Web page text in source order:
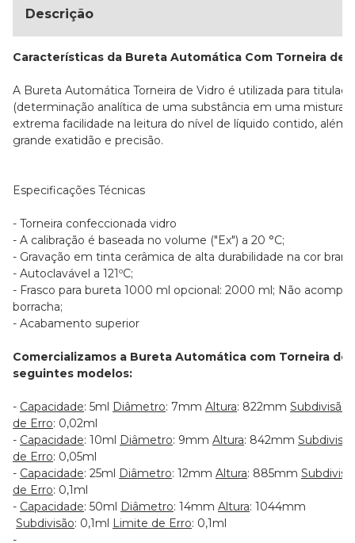
Descrição
Características da Bureta Automática Com Torneira de
A Bureta Automática Torneira de Vidro é utilizada para
(determinação analítica de uma substância em uma mistura)
extrema facilidade na leitura do nível de líquido contido, além
grande exatidão e precisão.
Especificações Técnicas
- Torneira confeccionada vidro
- A calibração é baseada no volume ("Ex") a 20 °C;
- Gravação em tinta cerâmica de alta durabilidade na cor
- Autoclavável a 121ºC;
- Frasco para bureta 1000 ml opcional: 2000 ml; Não
borracha;
- Acabamento superior
Comercializamos a Bureta Automática com Torneira de
seguintes modelos:
- Capacidade: 5ml Diâmetro: 7mm Altura: 822mm Subdivisão
de Erro: 0,02ml
- Capacidade: 10ml Diâmetro: 9mm Altura: 842mm
de Erro: 0,05ml
- Capacidade: 25ml Diâmetro: 12mm Altura: 885mm
de Erro: 0,1ml
- Capacidade: 50ml Diâmetro: 14mm Altura: 1044mm
Subdivisão: 0,1ml Limite de Erro: 0,1ml
-